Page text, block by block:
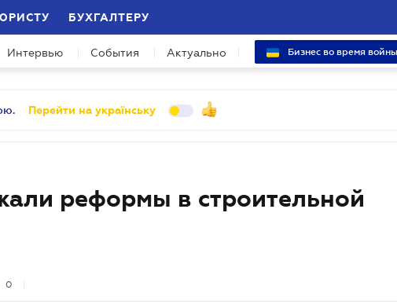
БУХГАЛТЕРУ
Интервью События Актуально Бизнес во время войны
Перейти на українську
реформы в строительной
0